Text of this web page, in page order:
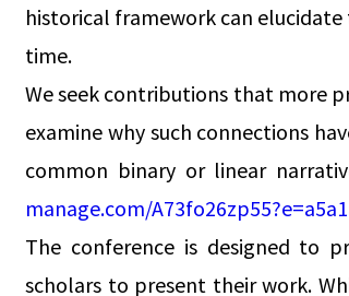
historical framework can
time.
We seek contributions that more
examine why such connections
common binary or linear
manage.com/
The conference is designed to
scholars to present their work.